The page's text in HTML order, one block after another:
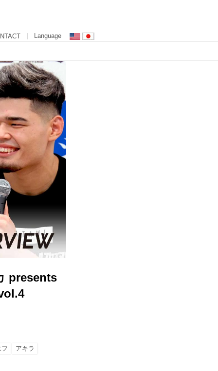
| Language
presents
アキラ